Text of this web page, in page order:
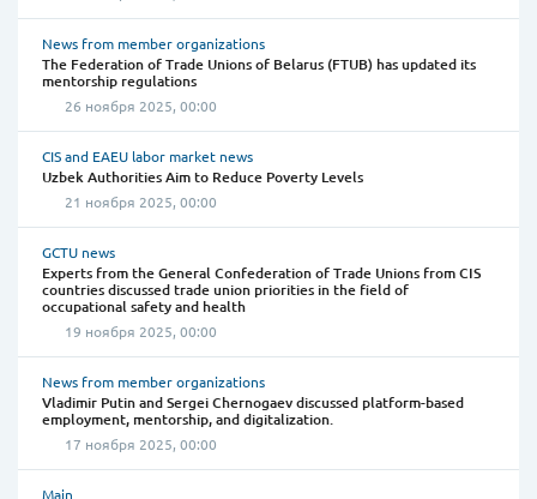
News from member organizations
The Federation of Trade Unions of Belarus (FTUB) has updated its
mentorship regulations
26 ноября 2025, 00:00
CIS and EAEU labor market news
Uzbek Authorities Aim to Reduce Poverty Levels
21 ноября 2025, 00:00
GCTU news
Experts from the General Confederation of Trade Unions from CIS
countries discussed trade union priorities in the field of
occupational safety and health
19 ноября 2025, 00:00
News from member organizations
Vladimir Putin and Sergei Chernogaev discussed platform-based
employment, mentorship, and digitalization.
17 ноября 2025, 00:00
Main